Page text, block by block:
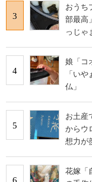
3
おう
部最高
っじゃ
4
娘「コ
「い
仏」
5
お土
からウ
想力が
花嫁「